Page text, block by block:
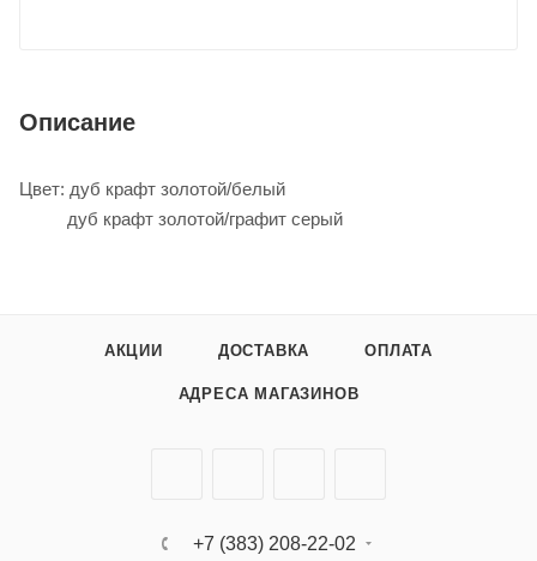
Описание
Цвет: дуб крафт золотой/белый
дуб крафт золотой/графит серый
АКЦИИ ДОСТАВКА ОПЛАТА
АДРЕСА МАГАЗИНОВ
+7 (383) 208-22-02